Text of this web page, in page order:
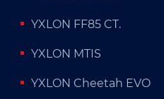
YXLON FF85 CT.
YXLON MTIS
YXLON Cheetah EVO